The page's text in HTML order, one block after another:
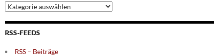
Archiv
nach
Themen
RSS-FEEDS
RSS – Beiträge